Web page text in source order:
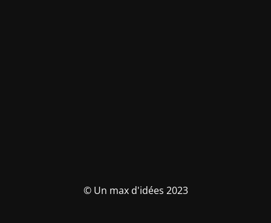
© Un max d'idées 2023